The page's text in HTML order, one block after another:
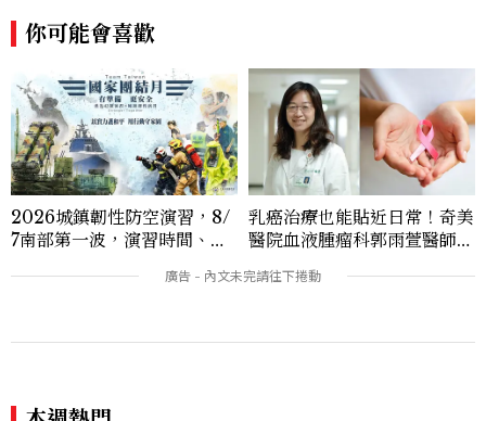
你可能會喜歡
2026城鎮韌性防空演習，8/
7南部第一波，演習時間、可
乳癌治療也能貼近日常！奇美
醫院血液腫瘤科郭雨萱醫師分
療，也能好好兼顧生活品